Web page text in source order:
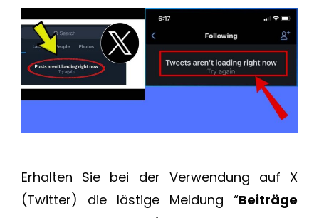
Erhalten Sie bei der Verwendung auf X
(Twitter) die lästige Meldung “Beiträge